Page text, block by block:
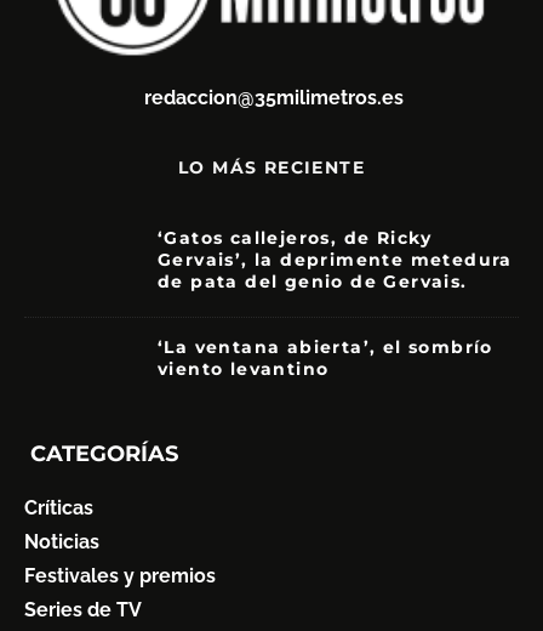
redaccion@35milimetros.es
LO MÁS RECIENTE
‘Gatos callejeros, de Ricky
Gervais’, la deprimente metedura
de pata del genio de Gervais.
‘La ventana abierta’, el sombrío
viento levantino
CATEGORÍAS
Críticas
Noticias
Festivales y premios
Series de TV